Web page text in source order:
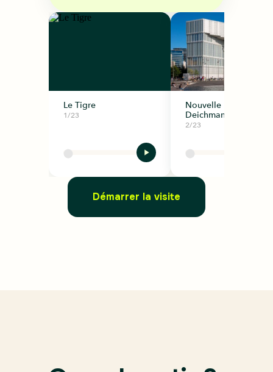
Le Tigre
1/23
Nouvelle
Deichman
2/23
Démarrer la visite